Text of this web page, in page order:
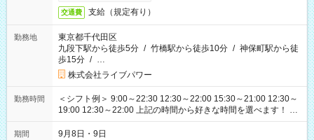
交通費 支給（規定有り）
勤務地
東京都千代田区
九段下駅から徒歩5分 / 竹橋駅から徒歩10分 / 神保町駅から徒
歩15分 / …
株式会社ライブパワー
勤務時間
＜シフト例＞ 9:00～22:30 12:30～22:00 15:30～21:00 12:30～
19:00 12:30～22:00 上記の時間から好きな時間を選べます！ ※
時間は変更となる可能性があります
期間 9月8日・9日